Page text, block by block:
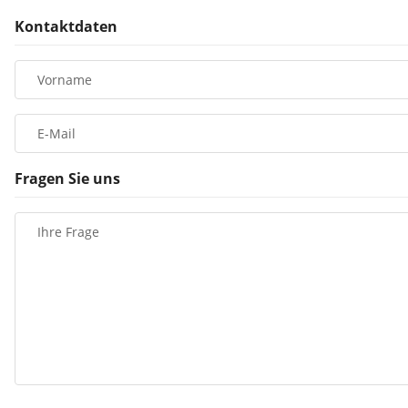
Kontaktdaten
Vorname
E-Mail
Fragen Sie uns
Ihre Frage